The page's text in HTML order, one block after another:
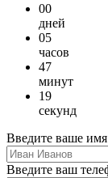
00
дней
05
часов
47
минут
19
секунд
Введите ваше имя
Введите ваш